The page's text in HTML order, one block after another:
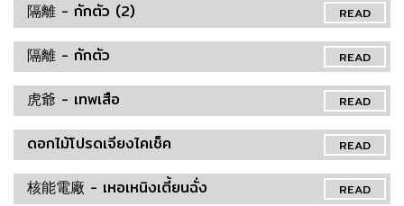
READ
隔離 - กักตัว (2)
READ
隔離 - กักตัว
READ
虎爺 - เทพเสือ
READ
ดอกไม้โปรดเจียงไคเช็ค
READ
核能電廠 - เหอเหนิงเตี้ยนฉั่ง